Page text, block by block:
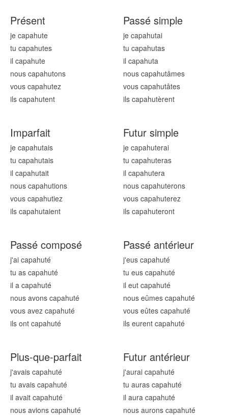
Présent
je capahute
tu capahutes
il capahute
nous capahutons
vous capahutez
ils capahutent
Passé simple
je capahutai
tu capahutas
il capahuta
nous capahutâmes
vous capahutâtes
ils capahutèrent
Imparfait
je capahutais
tu capahutais
il capahutait
nous capahutions
vous capahutiez
ils capahutaient
Futur simple
je capahuterai
tu capahuteras
il capahutera
nous capahuterons
vous capahuterez
ils capahuteront
Passé composé
j'ai capahuté
tu as capahuté
il a capahuté
nous avons capahuté
vous avez capahuté
ils ont capahuté
Passé antérieur
j'eus capahuté
tu eus capahuté
il eut capahuté
nous eûmes capahuté
vous eûtes capahuté
ils eurent capahuté
Plus-que-parfait
j'avais capahuté
tu avais capahuté
il avait capahuté
nous avions capahuté
Futur antérieur
j'aurai capahuté
tu auras capahuté
il aura capahuté
nous aurons capahuté